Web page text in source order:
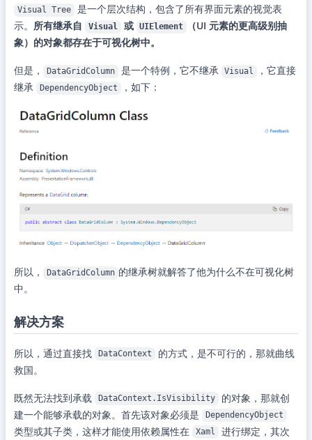
Visual Tree
是一个层次结构，包含了所有界面元素的视觉表
示。 所有继承自 Visual 或 UIElement
（UI 元素的更高级别抽
象）的对象都存在于可视化树中。
但是， DataGridColumn 是一个特例，它不继承 Visual
，它直接
继承
DependencyObject ，如下：
所以， DataGridColumn 的继承树就解答了他为什么不在可视化树
中。
解决方案
所以，通过直接找 DataContext
的方式，是不可行的，那就曲线
救国。
既然无法找到承载 DataContext.IsVisibility
的对象，那就创
建一个能够承载的对象。首先该对象必须是
DependencyObject
类型或其子类，这样才能使用依赖属性在 Xaml
进行绑定，其次